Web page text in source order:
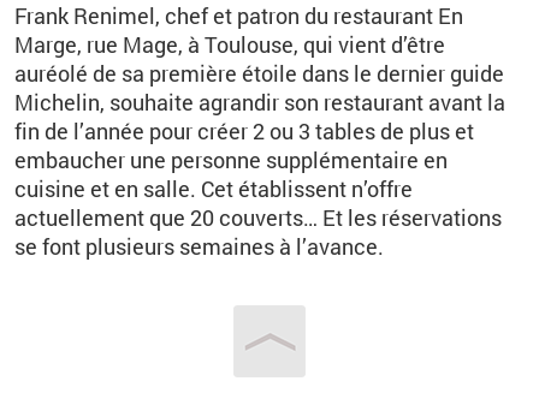
Frank Renimel, chef et patron du restaurant En
Marge, rue Mage, à Toulouse, qui vient d’être
auréolé de sa première étoile dans le dernier guide
Michelin, souhaite agrandir son restaurant avant la
fin de l’année pour créer 2 ou 3 tables de plus et
embaucher une personne supplémentaire en
cuisine et en salle. Cet établissent n’offre
actuellement que 20 couverts… Et les réservations
se font plusieurs semaines à l’avance.